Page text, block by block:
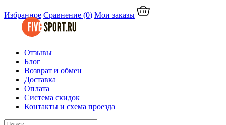
Избранное Сравнение (0) Мои заказы
Отзывы
Блог
Возврат и обмен
Доставка
Оплата
Система скидок
Контакты и схема проезда